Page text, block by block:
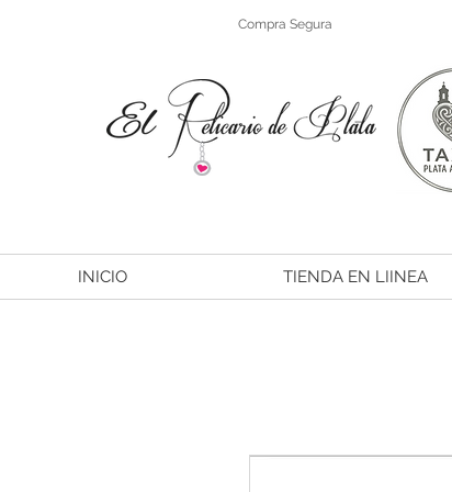
Compra Segura
INICIO TIENDA EN LIINEA